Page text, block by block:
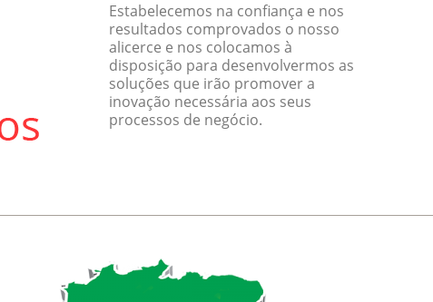
Estabelecemos na confiança e nos
resultados comprovados o nosso
alicerce e nos colocamos à
disposição para desenvolvermos as
soluções que irão promover a
inovação necessária aos seus
processos de negócio.